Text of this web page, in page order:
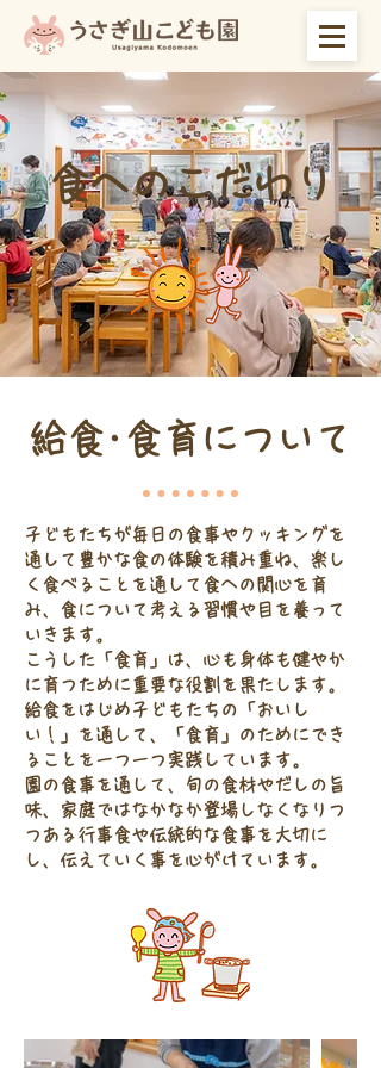
食へのこだわり
給食･食育について
子どもたちが毎日の食事やクッキングを
通して豊かな食の体験を積み重ね、楽し
く食べることを通して食への関心を育
み、食について考える習慣や目を養って
いきます。
こうした「食育」は、心も身体も健やか
に育つために重要な役割を果たします。
給食をはじめ子どもたちの「おいし
い！」を通して、「食育」のためにでき
ることを一つ一つ実践しています。
園の食事を通して、旬の食材やだしの旨
味、家庭ではなかなか登場しなくなりつ
つある行事食や伝統的な食事を大切に
し、伝えていく事を心がけています。